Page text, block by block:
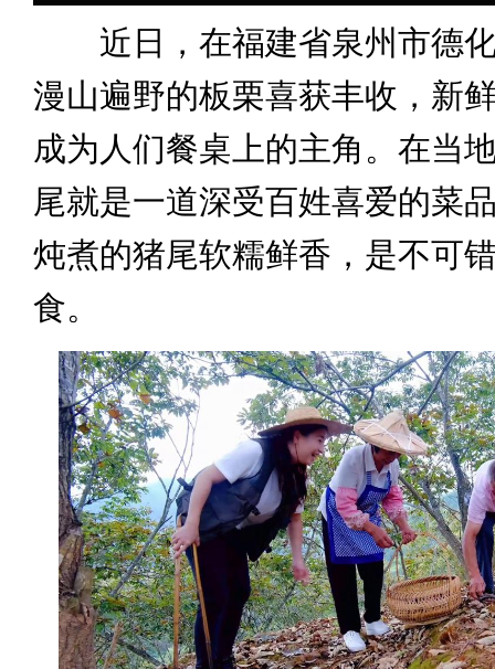
近日，在福建省泉州市德化
漫山遍野的板栗喜获丰收，新
成为人们餐桌上的主角。在当
尾就是一道深受百姓喜爱的菜
炖煮的猪尾软糯鲜香，是不可
食。